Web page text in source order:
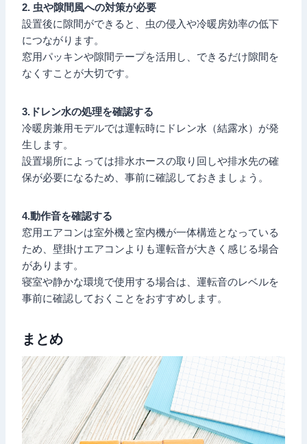
2. 虫や隙間風への対策が必要
設置後に隙間ができると、虫の侵入や冷暖房効率の低下
につながります。
窓用パッキンや隙間テープを活用し、できるだけ隙間を
なくすことが大切です。
3.ドレン水の処理を確認する
冷暖房兼用モデルでは運転時にドレン水（結露水）が発
生します。
設置場所によっては排水ホースの取り回しや排水先の確
保が必要になるため、事前に確認しておきましょう。
4.動作音を確認する
窓用エアコンは室外機と室内機が一体構造となっている
ため、壁掛けエアコンよりも運転音が大きく感じる場合
があります。
寝室や静かな環境で使用する場合は、運転音のレベルを
事前に確認しておくことをおすすめします。
まとめ